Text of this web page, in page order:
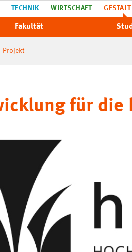
TECHNIK WIRTSCHAFT
Fakultät
Projekt
für die